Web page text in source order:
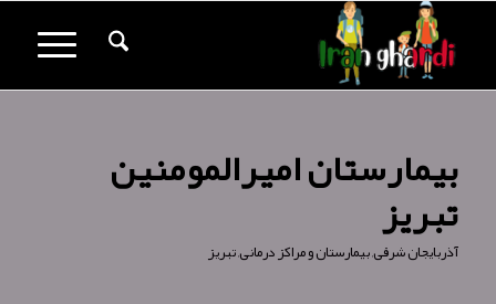
بیمارستان امیرالمومنین
تبریز
آذربایجان شرقی,بیمارستان و مراکز درمانی,تبریز